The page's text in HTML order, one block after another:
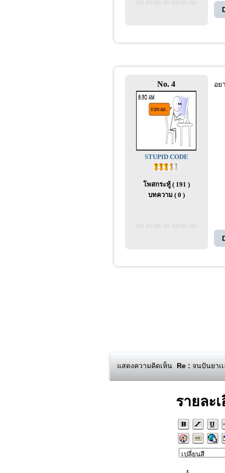
No. 4
STUPID CODE
โพสกระทู้ ( 191 )
บทความ ( 0 )
อย
แสดงความคิดเห็น Re : จนปันยาเ
รายละ